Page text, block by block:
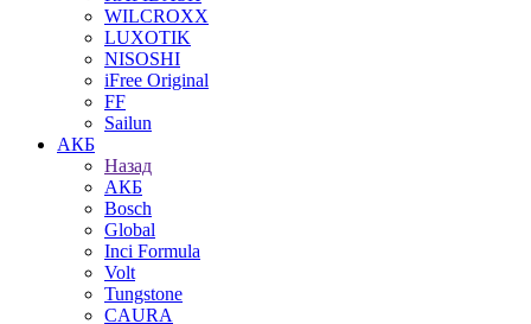
WILCROXX
LUXOTIK
NISOSHI
iFree Original
FF
Sailun
АКБ
Назад
АКБ
Bosch
Global
Inci Formula
Volt
Tungstone
CAURA